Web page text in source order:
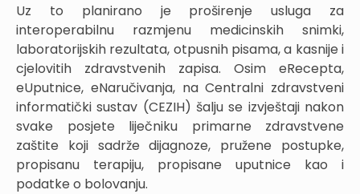
Uz to planirano je proširenje usluga za
interoperabilnu razmjenu medicinskih snimki,
laboratorijskih rezultata, otpusnih pisama, a kasnije i
cjelovitih zdravstvenih zapisa. Osim eRecepta,
eUputnice, eNaručivanja, na Centralni zdravstveni
informatički sustav (CEZIH) šalju se izvještaji nakon
svake posjete liječniku primarne zdravstvene
zaštite koji sadrže dijagnoze, pružene postupke,
propisanu terapiju, propisane uputnice kao i
podatke o bolovanju.